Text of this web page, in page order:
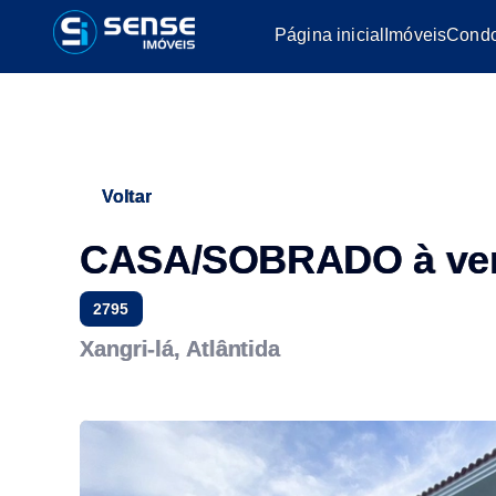
Página inicial Imóveis
Voltar
CASA/SOBRADO à
2795
Xangri-lá, Atlântida